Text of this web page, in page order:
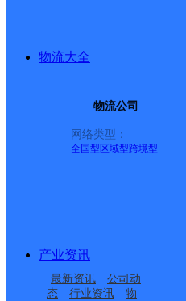
物流大全
物流公司
网络类型：
全国型 区域型跨境型
产业资讯
最新资讯
公司动
态
行业资讯
物
子镇寄存点
辽宁昌图县公司曲家寄